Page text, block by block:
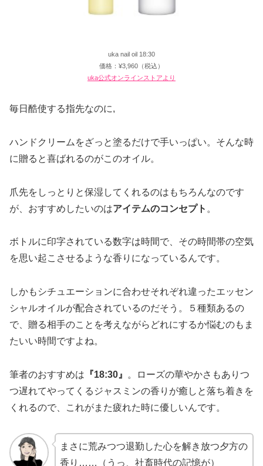
uka nail oil 18:30
価格：¥3,960（税込）
uka公式オンラインストアより
毎日酷使する指先なのに,
ハンドクリームをざっと塗るだけで手いっぱい。そんな時
に贈ると喜ばれるのがこのオイル。
爪先をしっとりと保湿してくれるのはもちろんなのです
が、おすすめしたいのはアイテムのコンセプト 。
ボトルに印字されている数字は時間で、その時間帯の空気
を思い起こさせるような香りになっているんです。
しかもシチュエーションに合わせそれぞれ違ったエッセン
シャルオイルが配合されているのだそう。５種類あるの
で、贈る相手のことを考えながらどれにするか悩むのもま
たいい時間ですよね。
​筆者のおすすめは 『18:30』
。ローズの華やかさもありつ
つ遅れてやってくるジャスミンの香りが癒しと落ち着きを
くれるので、これがまた疲れた時に優しいんです。
まさに荒みつつ退勤した心を解き放つ夕方の
香り……（うっ、社畜時代の記憶が）